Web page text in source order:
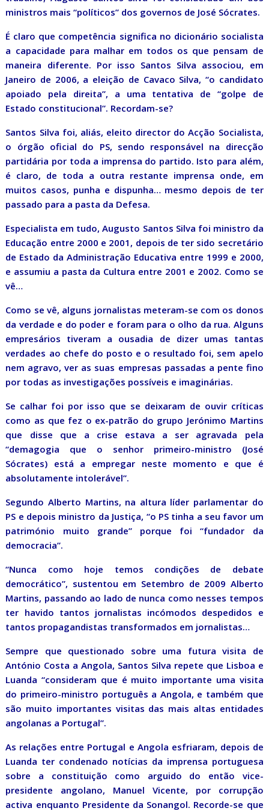
ministros mais “políticos” dos governos de José Sócrates.
É claro que competência significa no dicionário socialista
a capacidade para malhar em todos os que pensam de
maneira diferente. Por isso Santos Silva associou, em
Janeiro de 2006, a eleição de Cavaco Silva, “o candidato
apoiado pela direita”, a uma tentativa de “golpe de
Estado constitucional”. Recordam-se?
Santos Silva foi, aliás, eleito director do Acção Socialista,
o órgão oficial do PS, sendo responsável na direcção
partidária por toda a imprensa do partido. Isto para além,
é claro, de toda a outra restante imprensa onde, em
muitos casos, punha e dispunha… mesmo depois de ter
passado para a pasta da Defesa.
Especialista em tudo, Augusto Santos Silva foi ministro da
Educação entre 2000 e 2001, depois de ter sido secretário
de Estado da Administração Educativa entre 1999 e 2000,
e assumiu a pasta da Cultura entre 2001 e 2002. Como se
vê…
Como se vê, alguns jornalistas meteram-se com os donos
da verdade e do poder e foram para o olho da rua. Alguns
empresários tiveram a ousadia de dizer umas tantas
verdades ao chefe do posto e o resultado foi, sem apelo
nem agravo, ver as suas empresas passadas a pente fino
por todas as investigações possíveis e imaginárias.
Se calhar foi por isso que se deixaram de ouvir críticas
como as que fez o ex-patrão do grupo Jerónimo Martins
que disse que a crise estava a ser agravada pela
“demagogia que o senhor primeiro-ministro (José
Sócrates) está a empregar neste momento e que é
absolutamente intolerável”.
Segundo Alberto Martins, na altura líder parlamentar do
PS e depois ministro da Justiça, “o PS tinha a seu favor um
património muito grande” porque foi “fundador da
democracia”.
“Nunca como hoje temos condições de debate
democrático”, sustentou em Setembro de 2009 Alberto
Martins, passando ao lado de nunca como nesses tempos
ter havido tantos jornalistas incómodos despedidos e
tantos propagandistas transformados em jornalistas…
Sempre que questionado sobre uma futura visita de
António Costa a Angola, Santos Silva repete que Lisboa e
Luanda “consideram que é muito importante uma visita
do primeiro-ministro português a Angola, e também que
são muito importantes visitas das mais altas entidades
angolanas a Portugal”.
As relações entre Portugal e Angola esfriaram, depois de
Luanda ter condenado notícias da imprensa portuguesa
sobre a constituição como arguido do então vice-
presidente angolano, Manuel Vicente, por corrupção
activa enquanto Presidente da Sonangol. Recorde-se que